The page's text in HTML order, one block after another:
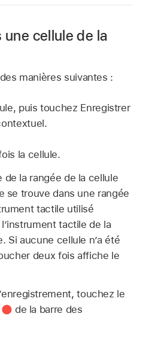
une cellule de la
manières suivantes :
puis touchez Enregistrer
la cellule.
de la rangée de la cellule
se trouve dans une rangée
tactile utilisé
tactile de la
Si aucune cellule n’a été
deux fois affiche le
touchez le
de la barre des